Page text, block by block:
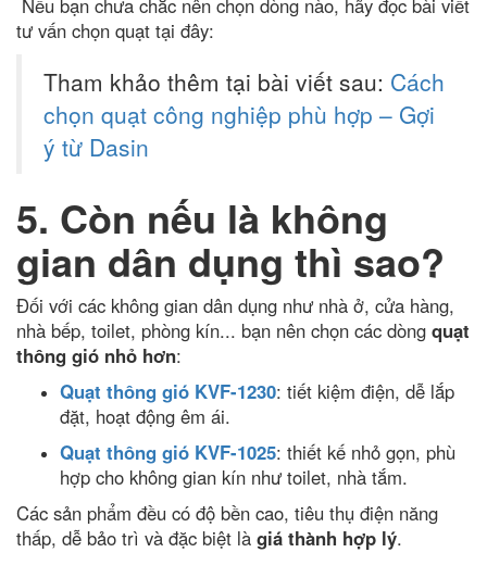
Nếu bạn chưa chắc nên chọn dòng nào, hãy đọc bài viết
tư vấn chọn quạt tại đây:
Tham khảo thêm tại bài viết sau: Cách
chọn quạt công nghiệp phù hợp – Gợi
ý từ Dasin
5. Còn nếu là không
gian dân dụng thì sao?
Đối với các không gian dân dụng như nhà ở, cửa hàng,
nhà bếp, toilet, phòng kín... bạn nên chọn các dòng quạt
thông gió nhỏ hơn:
Quạt thông gió KVF-1230: tiết kiệm điện, dễ lắp
đặt, hoạt động êm ái.
Quạt thông gió KVF-1025: thiết kế nhỏ gọn, phù
hợp cho không gian kín như toilet, nhà tắm.
Các sản phẩm đều có độ bền cao, tiêu thụ điện năng
thấp, dễ bảo trì và đặc biệt là giá thành hợp lý.